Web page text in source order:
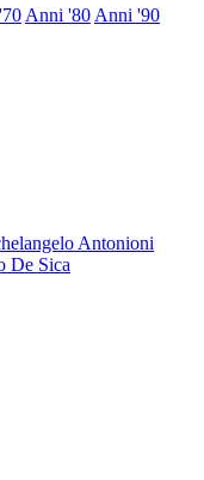
Anni '80 Anni '90
Antonioni
De Sica